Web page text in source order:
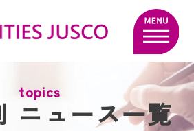
topics
ニュース一覧